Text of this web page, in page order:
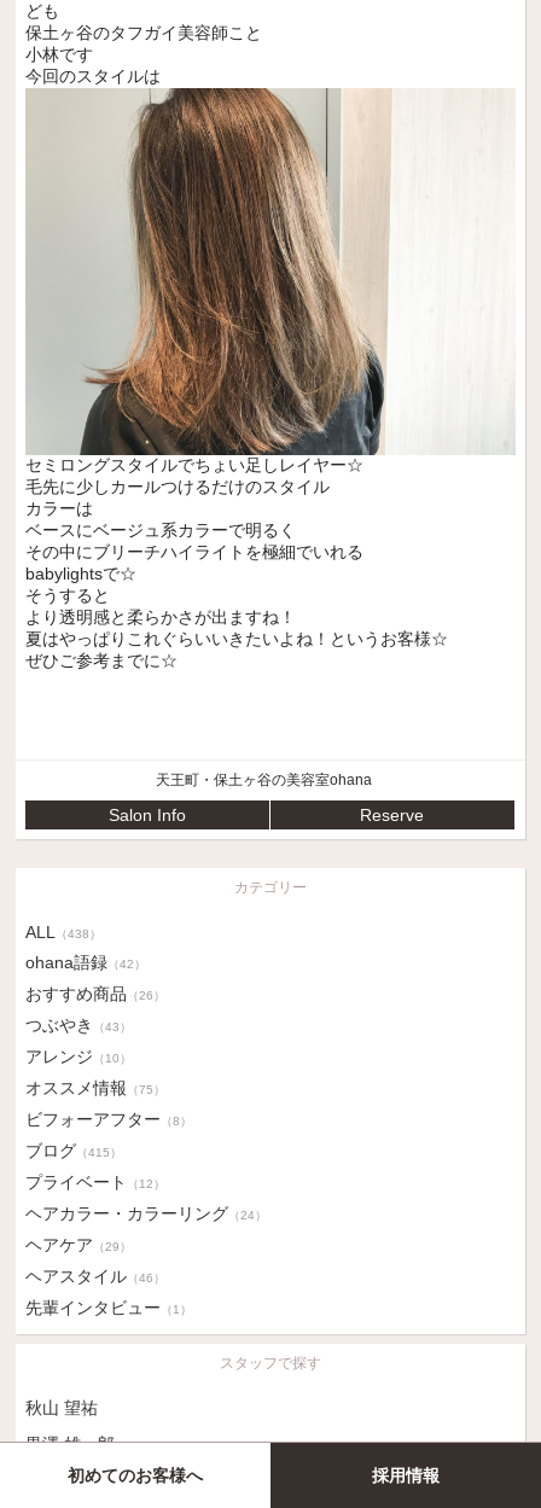
ども
保土ヶ谷のタフガイ美容師こと
小林です
今回のスタイルは
セミロングスタイルでちょい足しレイヤー☆
毛先に少しカールつけるだけのスタイル
カラーは
ベースにベージュ系カラーで明るく
その中にブリーチハイライトを極細でいれる
babylightsで☆
そうすると
より透明感と柔らかさが出ますね！
夏はやっぱりこれぐらいいきたいよね！というお客様☆
ぜひご参考までに☆
天王町・保土ヶ谷の美容室ohana
Salon Info Reserve
カテゴリー
ALL （438）
ohana語録 （42）
おすすめ商品 （26）
つぶやき （43）
アレンジ （10）
オススメ情報 （75）
ビフォーアフター （8）
ブログ （415）
プライベート （12）
ヘアカラー・カラーリング （24）
ヘアケア （29）
ヘアスタイル （46）
先輩インタビュー （1）
スタッフで探す
秋山 望祐
黒澤 雄一郎
宮廻 俊太郎
初めてのお客様へ 採用情報